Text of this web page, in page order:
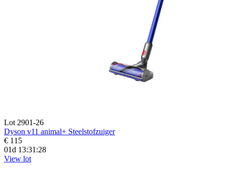
Lot 2901-26
Dyson v11 animal+ Steelstofzuiger
€ 115
01d 13:31:27
View lot